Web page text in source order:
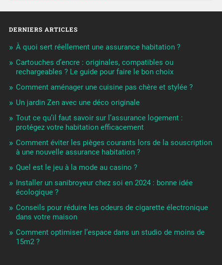
DERNIERS ARTICLES
À quoi sert réellement une assurance habitation ?
Cartouches d’encre : originales, compatibles ou
rechargeables ? Le guide pour faire le bon choix
Comment aménager une cuisine pas chère et stylée ?
Un jardin Zen avec une déco originale
Tout ce qu’il faut savoir sur l’assurance logement :
protégez votre habitation efficacement
Comment éviter les pièges courants lors de la souscription
à une nouvelle assurance habitation ?
Quel est le jeu à la mode au casino ?
Installer un sanibroyeur chez soi en 2024 : bonne idée
écologique ?
Conseils pour réduire les odeurs de cigarette électronique
dans votre maison
Comment optimiser l’espace dans un studio de moins de
15m2 ?